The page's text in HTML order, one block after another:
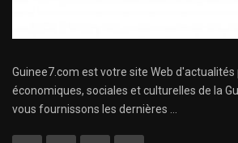
Guinee7.com est votre site Web d'actualités
économiques, sociales et culturelles de la
vous fournissons les dernières ...